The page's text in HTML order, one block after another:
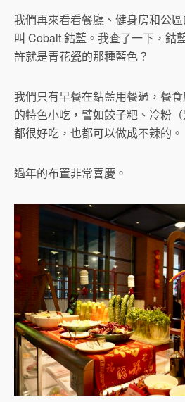
我們再來看看餐廳、健身房和公
叫 Cobalt 鈷藍。我查了一下，鈷
許就是青花瓷的那種藍色？
我們只有早餐在鈷藍用餐過，餐
的特色小吃，譬如餃子粑、冷粉
都很好吃，也都可以做成不辣的。
過年的布置非常喜慶。